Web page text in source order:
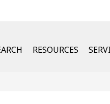
RESOURCES